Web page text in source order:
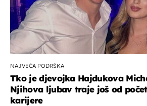
NAJVEĆA PODRŠKA
Tko je djevojka Hajdukova
Njihova ljubav traje još od
karijere